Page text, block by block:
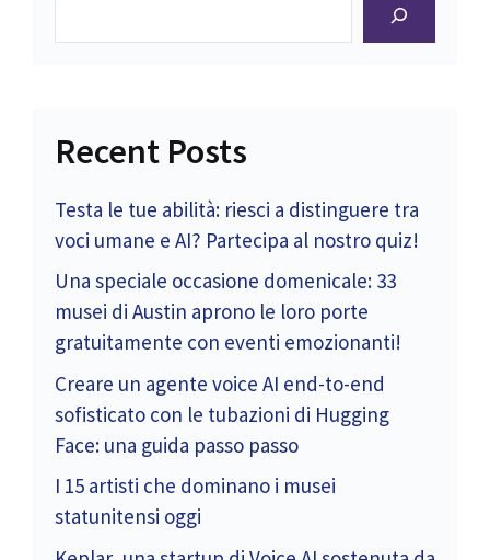
Recent Posts
Testa le tue abilità: riesci a distinguere tra
voci umane e AI? Partecipa al nostro quiz!
Una speciale occasione domenicale: 33
musei di Austin aprono le loro porte
gratuitamente con eventi emozionanti!
Creare un agente voice AI end-to-end
sofisticato con le tubazioni di Hugging
Face: una guida passo passo
I 15 artisti che dominano i musei
statunitensi oggi